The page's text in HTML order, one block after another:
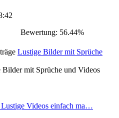
Bewertung: 56.44%
Lustige Bilder mit Sprüche
mit Sprüche und Videos
Lustige Videos einfach ma…